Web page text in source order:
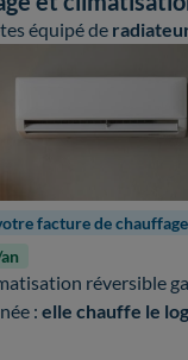
équipé de
facture de chauffage
réversible
: elle chauffe le